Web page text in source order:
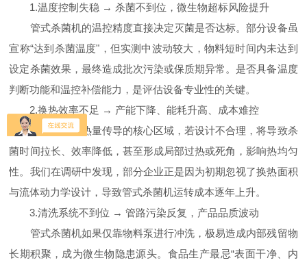
1.温度控制失稳 → 杀菌不到位，微生物超标风险提升
管式杀菌机的温控精度直接决定灭菌是否达标。部分设备虽
宣称“达到杀菌温度"，但实测中波动较大，物料短时间内未达到
设定杀菌效果，最终造成批次污染或保质期异常。是否具备温度
判断功能和温控补偿能力，是评估设备专业性的关键。
2.换热效率不足 → 产能下降、能耗升高、成本难控
杀菌段作为热量传导的核心区域，若设计不合理，将导致杀
菌时间拉长、效率降低，甚至形成局部过热或死角，影响热均匀
性。我们在调研中发现，部分企业正是因为初期忽视了换热面积
与流体动力学设计，导致管式杀菌机运转成本逐年上升。
3.清洗系统不到位 → 管路污染反复，产品品质波动
管式杀菌机如果仅靠物料泵进行冲洗，极易造成内部残留物
长期积聚，成为微生物隐患源头。食品生产最忌“表面干净、内